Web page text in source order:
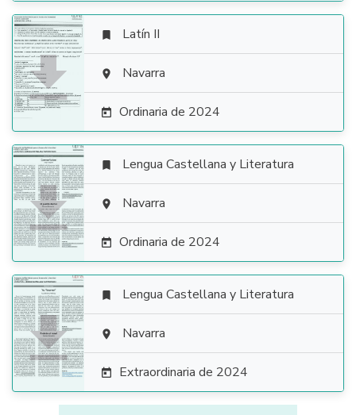

 Latín II
 Navarra
 Ordinaria de 2024

 Lengua Castellana y Literatura
 Navarra
 Ordinaria de 2024

 Lengua Castellana y Literatura
 Navarra
 Extraordinaria de 2024